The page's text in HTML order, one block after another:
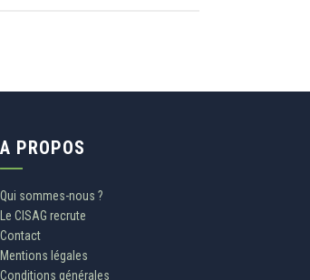
A PROPOS
Qui sommes-nous ?
Le CISAG recrute
Contact
Mentions légales
Conditions générales